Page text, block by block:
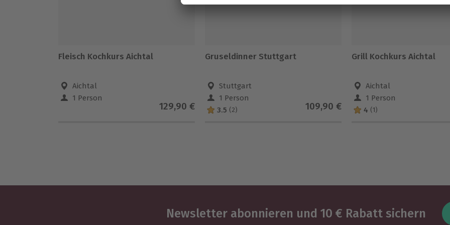
Fleisch Kochkurs Aichtal
Aichtal
1 Person
129,90 €
Gruseldinner Stuttgart
Stuttgart
1 Person
3.5 (2) 109,90 €
Grill Kochkurs Aichtal
Aichtal
1 Person
4 (1)
Newsletter abonnieren und 10 € Rabatt sichern